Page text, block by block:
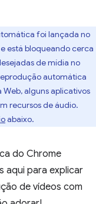
foi lançada no
está bloqueando cerca
de mídia no
automática
alguns aplicativos
recursos de áudio.
abaixo.
do Chrome
aqui para explicar
de vídeos com